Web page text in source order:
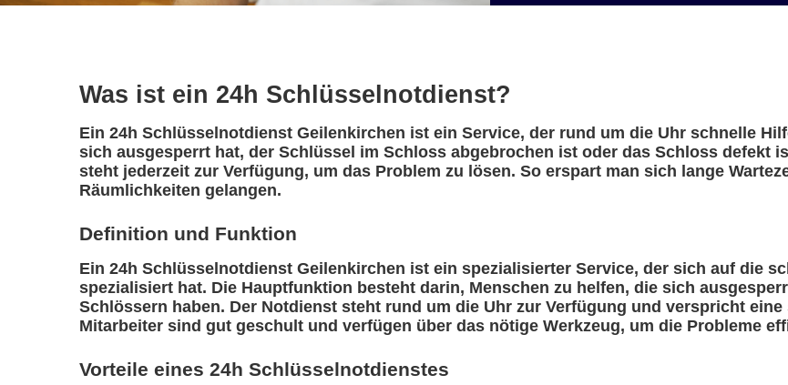
Was ist ein 24h Schlüsselnotdienst?
Ein 24h Schlüsselnotdienst Geilenkirchen ist ein Service, der rund um die Uhr schnelle
sich ausgesperrt hat, der Schlüssel im Schloss abgebrochen ist oder das Schloss defekt
steht jederzeit zur Verfügung, um das Problem zu lösen. So erspart man sich lange
Räumlichkeiten gelangen.
Definition und Funktion
Ein 24h Schlüsselnotdienst Geilenkirchen ist ein spezialisierter Service, der sich auf die
spezialisiert hat. Die Hauptfunktion besteht darin, Menschen zu helfen, die sich
Schlössern haben. Der Notdienst steht rund um die Uhr zur Verfügung und verspricht
Mitarbeiter sind gut geschult und verfügen über das nötige Werkzeug, um die Probleme
Vorteile eines 24h Schlüsselnotdienstes